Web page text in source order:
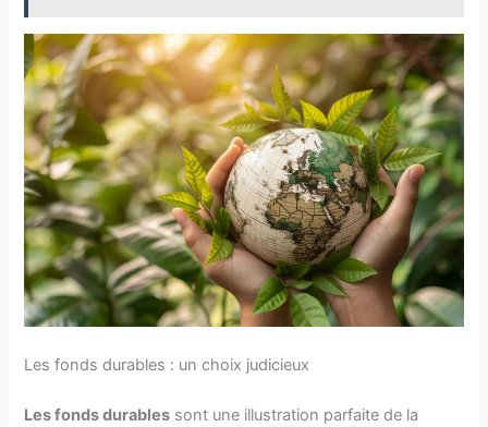
Les fonds durables : un choix judicieux
Les fonds durables sont une illustration parfaite de la